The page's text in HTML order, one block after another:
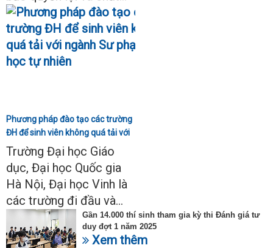
Phương pháp đào tạo các trường
ĐH để sinh viên không quá tải với
ngành Sư phạm Khoa học tự
nhiên
Trường Đại học Giáo
dục, Đại học Quốc gia
Hà Nội, Đại học Vinh là
các trường đi đầu và...
Gần 14.000 thí sinh tham gia kỳ thi Đánh giá tư
duy đợt 1 năm 2025
Xem thêm